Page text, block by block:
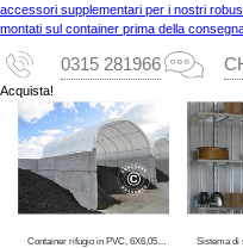
accessori supplementari per i nostri
montati sul container prima della
0315 281966
Acquista!